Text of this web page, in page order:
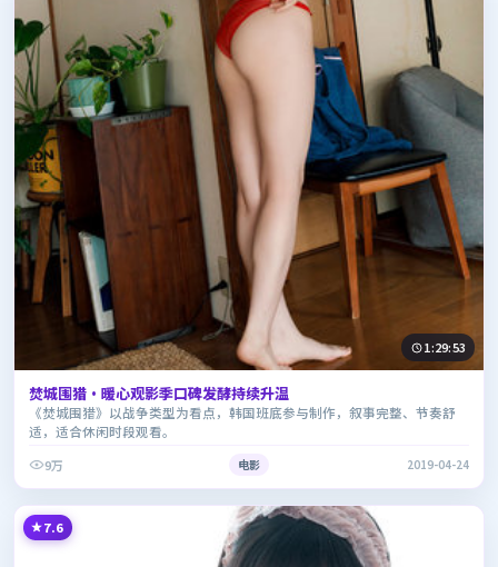
1:29:53
焚城围猎·暖心观影季口碑发酵持续升温
《焚城围猎》以战争类型为看点，韩国班底参与制作，叙事完整、节奏舒
适，适合休闲时段观看。
9万
电影 2019-04-24
7.6